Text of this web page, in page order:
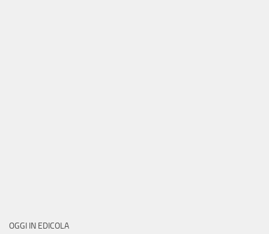
OGGI IN EDICOLA